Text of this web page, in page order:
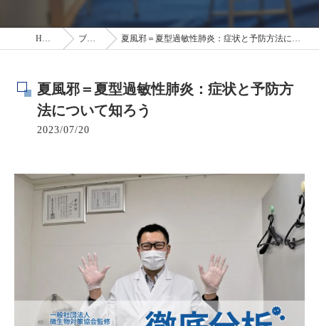
HOME ブログ 夏風邪＝夏型過敏性肺炎：症状と予防方法について知ろう
夏風邪＝夏型過敏性肺炎：症状と予防方
法について知ろう
2023/07/20